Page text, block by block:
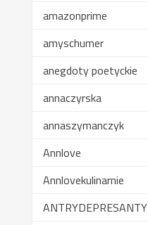
amazonprime
amyschumer
anegdoty poetyckie
annaczyrska
annaszymanczyk
Annlove
Annlovekulinarnie
ANTRYDEPRESANTY